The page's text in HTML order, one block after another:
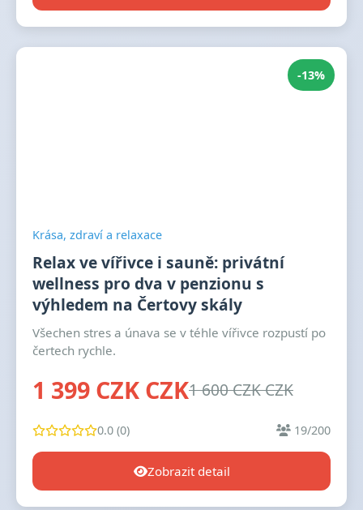
-13%
Krása, zdraví a relaxace
Relax ve vířivce i sauně: privátní
wellness pro dva v penzionu s
výhledem na Čertovy skály
Všechen stres a únava se v téhle vířivce rozpustí po
čertech rychle.
1 399 CZK CZK1 600 CZK CZK
0.0 (0) 19/200
Zobrazit detail